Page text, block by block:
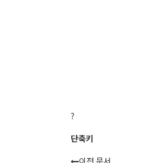
?
단축키
이전 문서